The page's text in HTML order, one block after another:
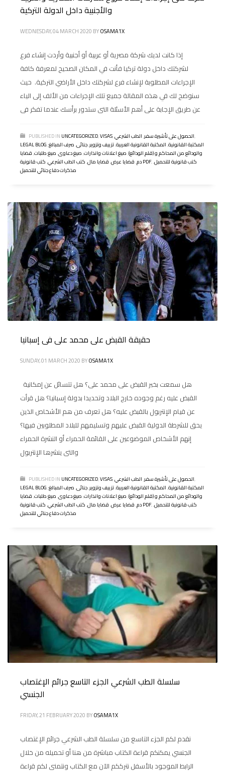
والأجنبية داخل الدولة التركية
WEDNESDAY, 04 MARCH 2020 BYOSAMA1X
إذا كانت لديك شركة مصرية أو عربية أو أجنبية وأردت إنشاء فرع
لشركتك داخل دولة تركيا فأنت في المكان الصحيح لمعرفة كافة
الإجراءات المطلوبة لإنشاء فرع لشركتك داخل الأراضي التركية. حيث
سنوضح لك في هذه المقالة جميع تلك الإجراءات من الألف إلى الياء
عن طريق الإجابة على أهم الأسئلة التى ستدور برأسك عندما تفكر فى
PUBLISHED IN UNCATEGORIZED,VISAS, الحصول على تأشيرة سفر,الطب الشرعي
,
LEGAL BLOG, المكتبة القانونية,المكتبة القانونية العربية,تزييف وتزوير,جنائى,صرف المبالغ
والودائع من المحاكم و (قلم الودائع),صيغ اعلانات وانذارات,صيغ دعاوى,صيغ طلبات,قضايا
دم,قضايا عرض,قضايا مال,كتب الطب الشرعي, كتب قانونية PDF, كتب قانونية للتحميل,
مذكرات دفاع جنائي للتحميل
حقيقة القبض على محمد على فى إسبانيا
SUNDAY, 01 MARCH 2020 BYOSAMA1X
القبض عليه رغم وجوده خارج البلاد وتحديدا بدولة إسبانيا؟ هل قرأت
عن قيام الإنتربول بالقبض عليه؟ هل تعرف من هم الأشخاص الذين
يحق للشرطة الدولية القبض عليهم وتسليمهم للبلاد المطلوبين فيها؟
إنهم الأشخاص الموضوعين على القائمة الحمراء أو النشرة الحمراء
والتى ينشرها الإنتربول
PUBLISHED IN UNCATEGORIZED,VISAS, الحصول على تأشيرة سفر,الطب الشرعي
,
LEGAL BLOG, المكتبة القانونية,المكتبة القانونية العربية,تزييف وتزوير,جنائى,صرف المبالغ
والودائع من المحاكم و (قلم الودائع),صيغ اعلانات وانذارات,صيغ دعاوى,صيغ طلبات,قضايا
دم,قضايا عرض,قضايا مال,كتب الطب الشرعي, كتب قانونية PDF, كتب قانونية للتحميل,
مذكرات دفاع جنائي للتحميل
سلسلة الطب الشرعي الجزء التاسع جرائم الإغتصاب
الجنسي
FRIDAY, 21 FEBRUARY 2020 BYOSAMA1X
نقدم لكم الجزء التاسع من سلسلة الطب الشرعي جرائم الإغتصاب
الجنسي يمكنكم قراءة الكتاب مباشرة من هنا أو تحميله من خلال
الرابط الموجود بالأسفل نترككم الآن مع الكتاب ونتمنى لكم قراءة